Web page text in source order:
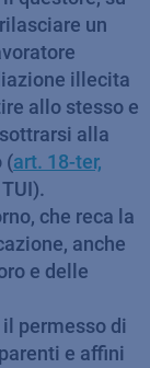
un
illecita
allo stesso e
alla
(art. 18-ter,
che reca la
anche
e delle
permesso di
e affini